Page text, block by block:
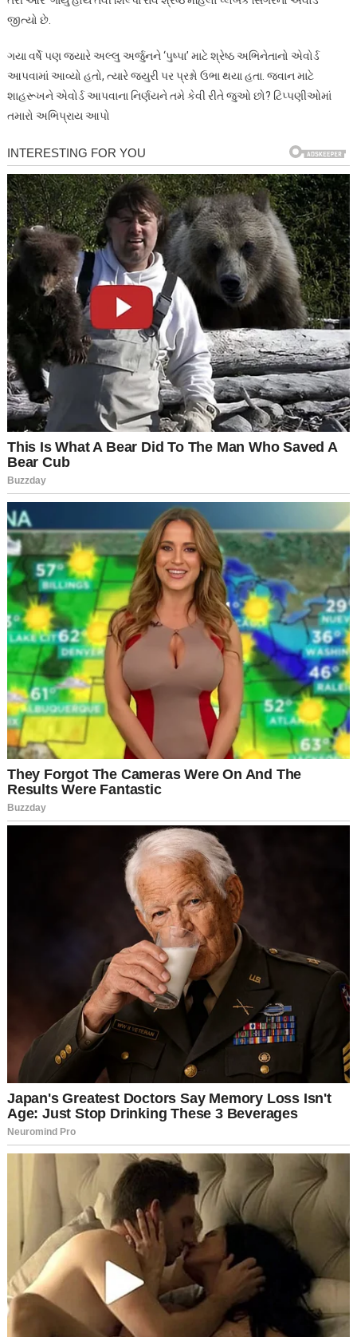
જીત્યો છે.
ગયા વર્ષે પણ જ્યારે અલ્લુ અર્જુનને ‘પુષ્પા’ માટે શ્રેષ્ઠ અભિનેતાનો એવોર્ડ
આપવામાં આવ્યો હતો, ત્યારે જ્યુરી પર પ્રશ્નો ઉભા થયા હતા. જવાન માટે
શાહરૂખને એવોર્ડ આપવાના નિર્ણયને તમે કેવી રીતે જુઓ છો? ટિપ્પણીઓમાં
તમારો અભિપ્રાય આપો